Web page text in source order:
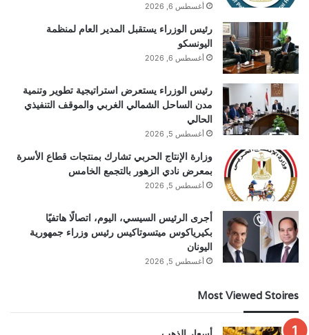
أغسطس 6, 2026
رئيس الوزراء يستقبل المدير العام لمنظمة
اليونسكو
أغسطس 6, 2026
رئيس الوزراء يستعرض استراتيجية تطوير وتنمية
مدن الساحل الشمالي الغربي والموقف التنفيذي
الحالي
أغسطس 5, 2026
وزارة الإنتاج الحربي تشارك بمنتجات قطاع الأسرة
بمعرض نادي الزهور بالتجمع الخامس
أغسطس 5, 2026
أجرى الرئيس السيسي، اليوم، اتصالًا هاتفيًا
بكيرياكوس ميتسوتاكيس رئيس وزراء جمهورية
اليونان
أغسطس 5, 2026
Most Viewed Stoires